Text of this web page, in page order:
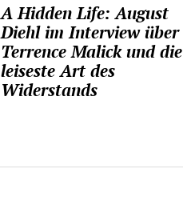
A Hidden Life: August
Diehl im Interview über
Terrence Malick und die
leiseste Art des
Widerstands